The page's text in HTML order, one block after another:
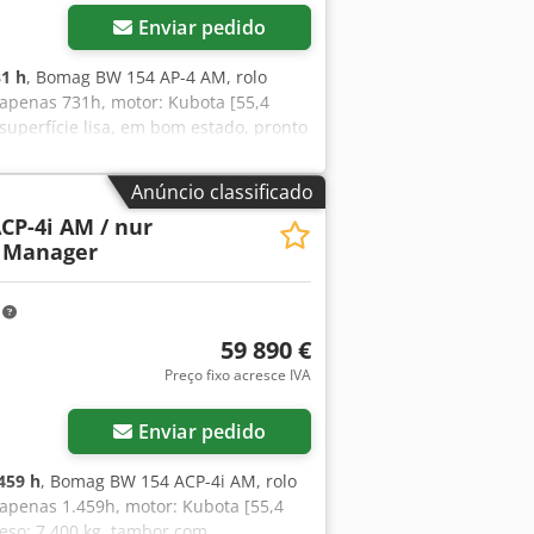
local de trabalho disponível ✔
flexíveis 🔄 Pensando em outras
para todos os proprietários e
Enviar pedido
h, Bomag BW 154 AP-4 AM, rolo
731h, motor: Kubota [55,4
lisa, em bom estado, pronto
ou financiamento. O Sr. Mihm (Tel.
no nosso site. Salvo erros e
mais informações, entre em
Anúncio classificado
4i AM / nur
59 890 €
Preço fixo acresce IVA
Enviar pedido
h, Bomag BW 154 ACP-4i AM, rolo
1.459h, motor: Kubota [55,4